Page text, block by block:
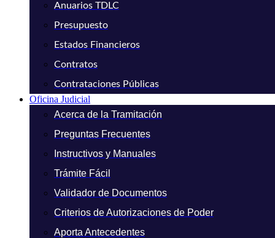
Anuarios TDLC
Presupuesto
Estados Financieros
Contratos
Contrataciones Públicas
Oficina Judicial
Acerca de la Tramitación
Preguntas Frecuentes
Instructivos y Manuales
Trámite Fácil
Validador de Documentos
Criterios de Autorizaciones de Poder
Aporta Antecedentes